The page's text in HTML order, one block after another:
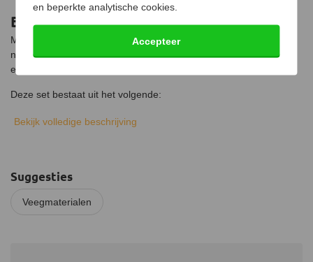
Bolveegset nylon met touw
Maak het rookkanaal van je kachel eenvoudig schoon met een
nylon schoorsteenborstel. Geschikt voor RVS rookkanalen met
een gladde binnen voering en een diameter van Ø150mm.
Deze set bestaat uit het volgende:
10 meter touw
Schroefoog
Hoe gebruik je de veegset
Bekijk volledige beschrijving
Suggesties
Veegmaterialen
en beperkte analytische cookies.
Accepteer